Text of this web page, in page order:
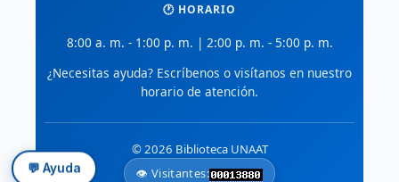
💬 Ayuda
🕐 HORARIO
8:00 a. m. - 1:00 p. m. | 2:00 p. m. - 5:00 p. m.
¿Necesitas ayuda? Escríbenos o visítanos en nuestro
horario de atención.
© 2026 Biblioteca UNAAT
👁️ Visitantes: